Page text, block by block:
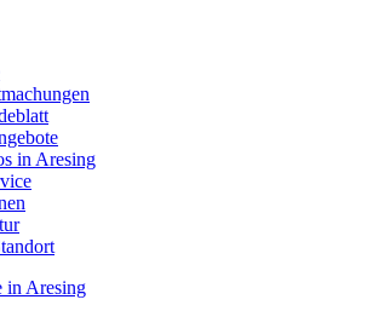
in Aresing